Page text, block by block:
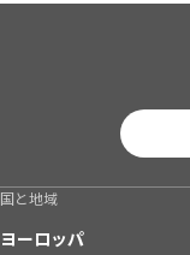
国と地域
ヨーロッパ